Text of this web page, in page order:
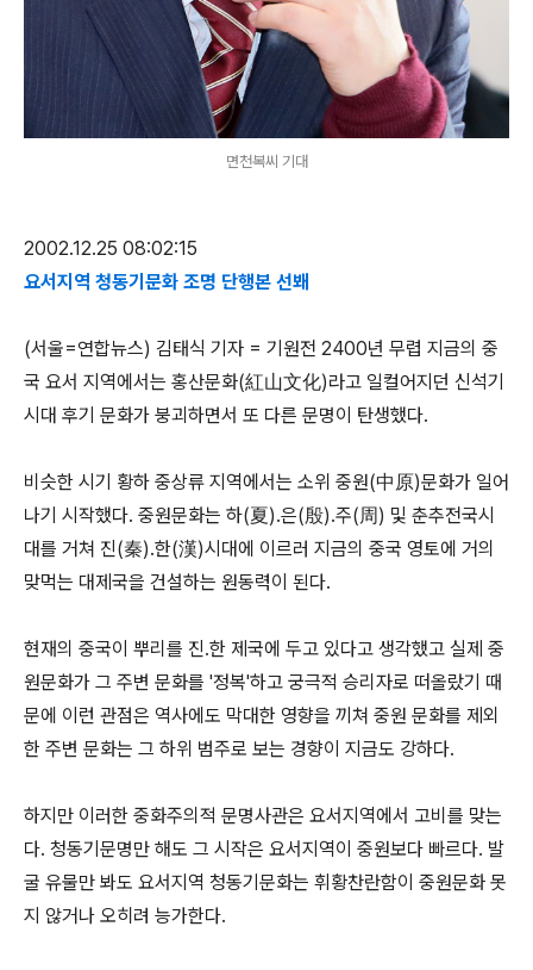
면천복씨 기대
2002.12.25 08:02:15
요서지역 청동기문화 조명 단행본 선봬
(서울=연합뉴스) 김태식 기자 = 기원전 2400년 무렵 지금의 중
국 요서 지역에서는 홍산문화(紅山文化)라고 일컬어지던 신석기
시대 후기 문화가 붕괴하면서 또 다른 문명이 탄생했다.
비슷한 시기 황하 중상류 지역에서는 소위 중원(中原)문화가 일어
나기 시작했다. 중원문화는 하(夏).은(殷).주(周) 및 춘추전국시
대를 거쳐 진(秦).한(漢)시대에 이르러 지금의 중국 영토에 거의
맞먹는 대제국을 건설하는 원동력이 된다.
현재의 중국이 뿌리를 진.한 제국에 두고 있다고 생각했고 실제 중
원문화가 그 주변 문화를 '정복'하고 궁극적 승리자로 떠올랐기 때
문에 이런 관점은 역사에도 막대한 영향을 끼쳐 중원 문화를 제외
한 주변 문화는 그 하위 범주로 보는 경향이 지금도 강하다.
하지만 이러한 중화주의적 문명사관은 요서지역에서 고비를 맞는
다. 청동기문명만 해도 그 시작은 요서지역이 중원보다 빠르다. 발
굴 유물만 봐도 요서지역 청동기문화는 휘황찬란함이 중원문화 못
지 않거나 오히려 능가한다.